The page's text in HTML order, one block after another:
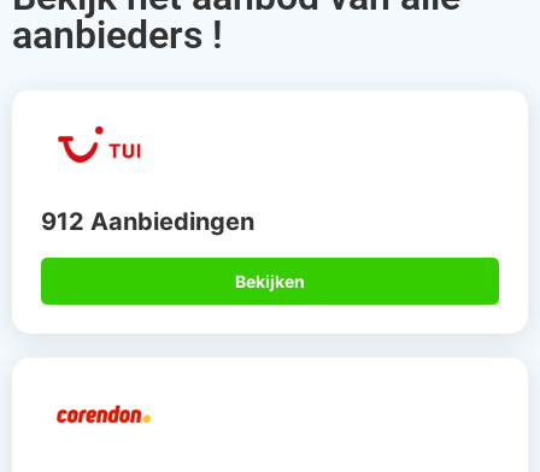
aanbieders !
912 Aanbiedingen
Bekijken